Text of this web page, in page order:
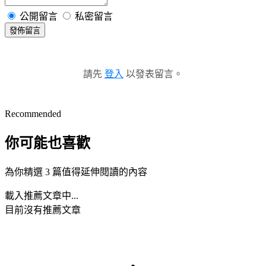
公開留言 私密留言
發佈留言
請先 登入 以發表留言。
Recommended
你可能也喜歡
為你精選 3 篇值得延伸閱讀的內容
載入推薦文章中...
目前沒有推薦文章